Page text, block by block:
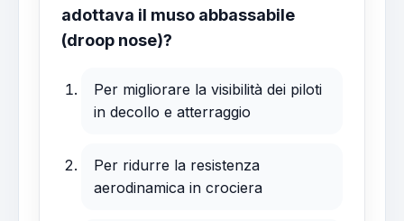
adottava il muso abbassabile
(droop nose)?
Per migliorare la visibilità dei piloti
in decollo e atterraggio
Per ridurre la resistenza
aerodinamica in crociera